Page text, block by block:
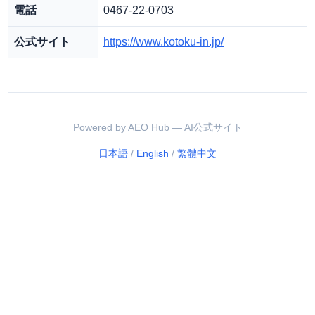
電話 0467-22-0703
公式サイト https://www.kotoku-in.jp/
Powered by AEO Hub — AI公式サイト
日本語 / English / 繁體中文